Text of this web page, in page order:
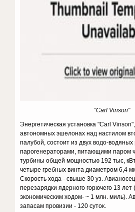
"Carl Vinson"
Энергетическая установка "Carl
автономных эшелонах над настилом
палубой, состоит из двух водо-водяных
парогенераторами, питающими паром
турбины общей мощностью 192 тыс,
четыре гребных винта диаметром 6,4
Скорость хода - свыше 30 уз.
перезарядки ядерного горючего 13 лет
экономическим ходом- ~ 1 млн. миль).
запасам провизии - 120 суток.